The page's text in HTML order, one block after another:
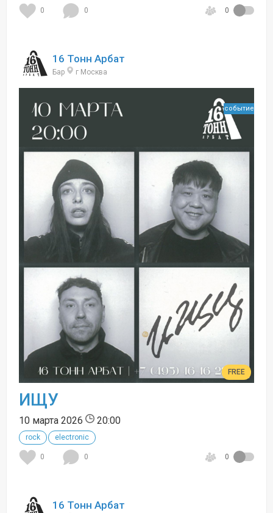
0 0 0
16 Тонн Арбат
Бар г Москва
FREE
событие
ИЩУ
10 марта 2026 20:00
rock electronic
0 0 0
16 Тонн Арбат